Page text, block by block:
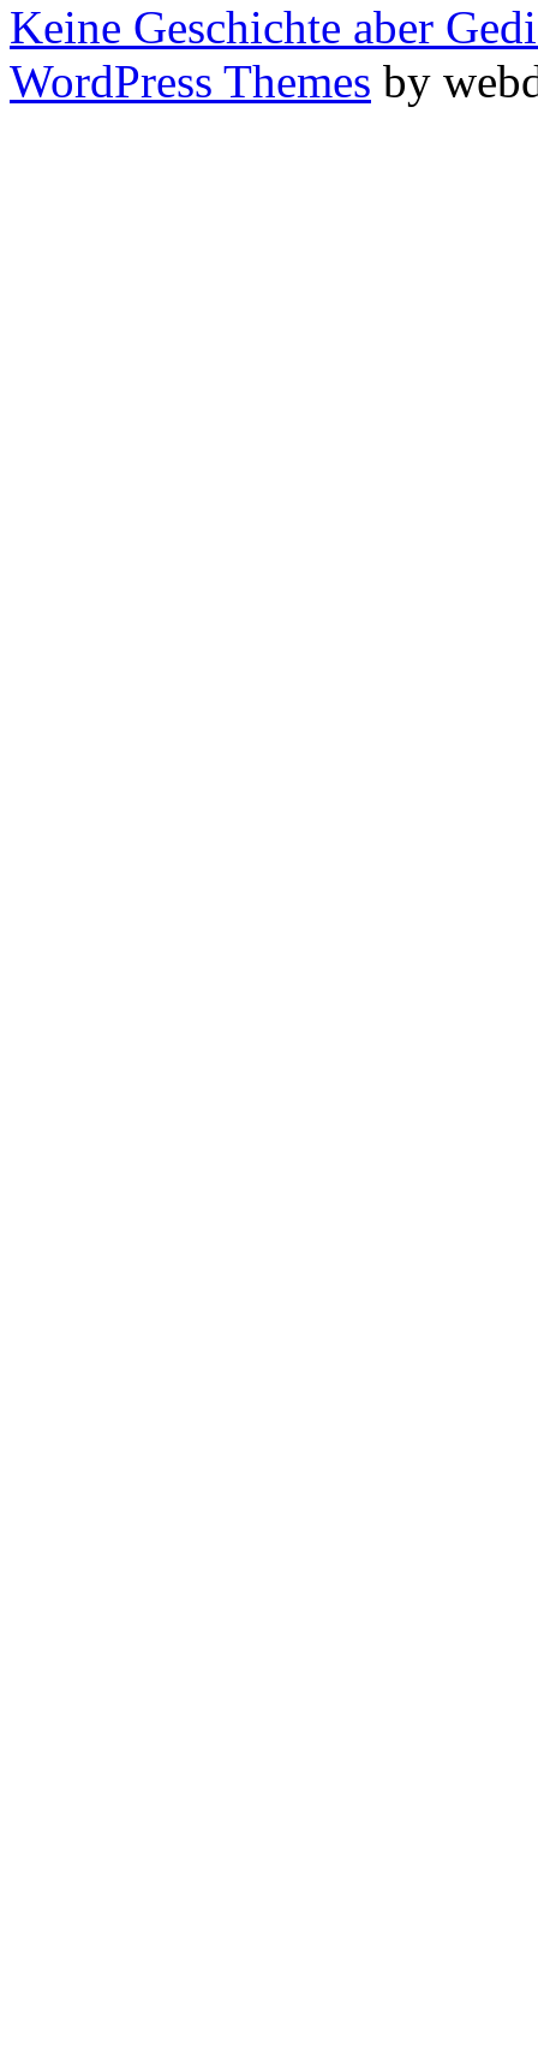
Keine Geschichte aber
WordPress Themes by